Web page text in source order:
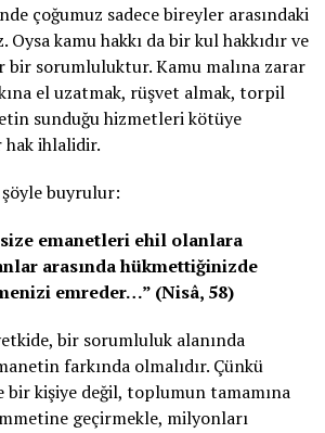
çoğumuz sadece bireyler arasındaki
kamu hakkı da bir kul hakkıdır ve
bir sorumluluktur. Kamu malına zarar
el uzatmak, rüşvet almak, torpil
sunduğu hizmetleri kötüye
ihlalidir.
şöyle buyrulur:
emanetleri ehil olanlara
arasında hükmettiğinizde
emreder…” (Nisâ, 58)
bir sorumluluk alanında
farkında olmalıdır. Çünkü
bir kişiye değil, toplumun tamamına
geçirmekle, milyonları